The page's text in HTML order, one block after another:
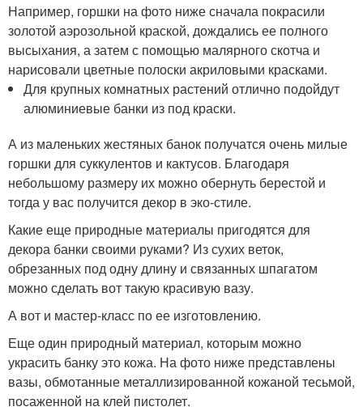
Например, горшки на фото ниже сначала покрасили
золотой аэрозольной краской, дождались ее полного
высыхания, а затем с помощью малярного скотча и
нарисовали цветные полоски акриловыми красками.
Для крупных комнатных растений отлично подойдут
алюминиевые банки из под краски.
А из маленьких жестяных банок получатся очень милые
горшки для суккулентов и кактусов. Благодаря
небольшому размеру их можно обернуть берестой и
тогда у вас получится декор в эко-стиле.
Какие еще природные материалы пригодятся для
декора банки своими руками? Из сухих веток,
обрезанных под одну длину и связанных шпагатом
можно сделать вот такую красивую вазу.
А вот и мастер-класс по ее изготовлению.
Еще один природный материал, которым можно
украсить банку это кожа. На фото ниже представлены
вазы, обмотанные металлизированной кожаной тесьмой,
посаженной на клей пистолет.